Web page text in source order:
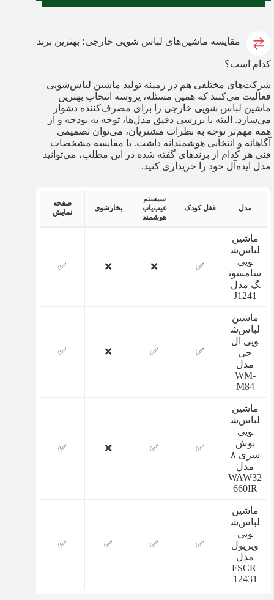
مقایسه ماشین‌های لباس شویی خارجی؛ بهترین برند
کدام است؟
شرکت‌های مختلفی هم در زمینه تولید ماشین لباس‌شویی
فعالیت می‌کنند که همین مسئله، پروسه انتخاب بهترین
ماشین لباس شویی خارجی را برای مصرف‌کننده دشوار
می‌سازد. البته با بررسی دقیق مدل‌ها، توجه به بودجه و از
همه مهم‌تر توجه به نظرات مشتریان، می‌توان تصمیمی
آگاهانه و انتخابی هوشمندانه داشت. با مقایسه مشخصات
فنی هر کدام از برندهای گفته شده در این مطلب، می‌توانید
مدل ایده‌آل خود را خریداری کنید.
مدل قفل کودک
سیستم
عیب‌یاب
هوشمند
بخارشوی
صفحه
نمایش
ماشین
لباس‌ش
ویی
سامسون
گ مدل
J1241
✅
❌
❌
✅
ماشین
لباس‌ش
ویی ال
جی
مدل
WM-
M84
✅
✅
❌
✅
ماشین
لباس‌ش
ویی
بوش
سری ۸
مدل
WAW32
660IR
✅
✅
❌
✅
ماشین
لباس‌ش
ویی
ویرپول
مدل
FSCR
12431
✅
✅
✅
✅